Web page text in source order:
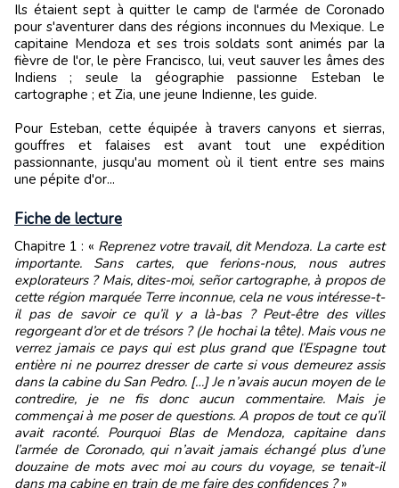
Ils étaient sept à quitter le camp de l'armée de Coronado
pour s'aventurer dans des régions inconnues du Mexique. Le
capitaine Mendoza et ses trois soldats sont animés par la
fièvre de l'or, le père Francisco, lui, veut sauver les âmes des
Indiens ; seule la géographie passionne Esteban le
cartographe ; et Zia, une jeune Indienne, les guide.
Pour Esteban, cette équipée à travers canyons et sierras,
gouffres et falaises est avant tout une expédition
passionnante, jusqu'au moment où il tient entre ses mains
une pépite d'or...
Fiche de lecture
Chapitre 1 : « Reprenez votre travail, dit Mendoza. La carte est
importante. Sans cartes, que ferions-nous, nous autres
explorateurs ? Mais, dites-moi, señor cartographe, à propos de
cette région marquée Terre inconnue, cela ne vous intéresse-t-
il pas de savoir ce qu’il y a là-bas ? Peut-être des villes
regorgeant d’or et de trésors ? (Je hochai la tête). Mais vous ne
verrez jamais ce pays qui est plus grand que l’Espagne tout
entière ni ne pourrez dresser de carte si vous demeurez assis
dans la cabine du San Pedro. […] Je n’avais aucun moyen de le
contredire, je ne fis donc aucun commentaire. Mais je
commençai à me poser de questions. A propos de tout ce qu’il
avait raconté. Pourquoi Blas de Mendoza, capitaine dans
l’armée de Coronado, qui n’avait jamais échangé plus d’une
douzaine de mots avec moi au cours du voyage, se tenait-il
dans ma cabine en train de me faire des confidences ?»